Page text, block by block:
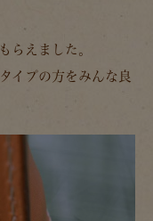
らえました。
イプの方をみんな良